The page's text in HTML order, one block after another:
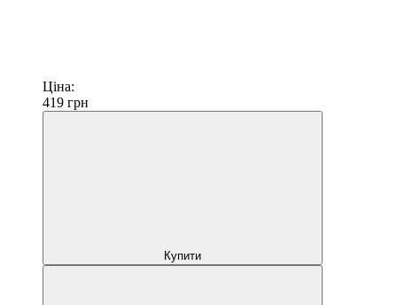
Ціна:
419 грн
Купити